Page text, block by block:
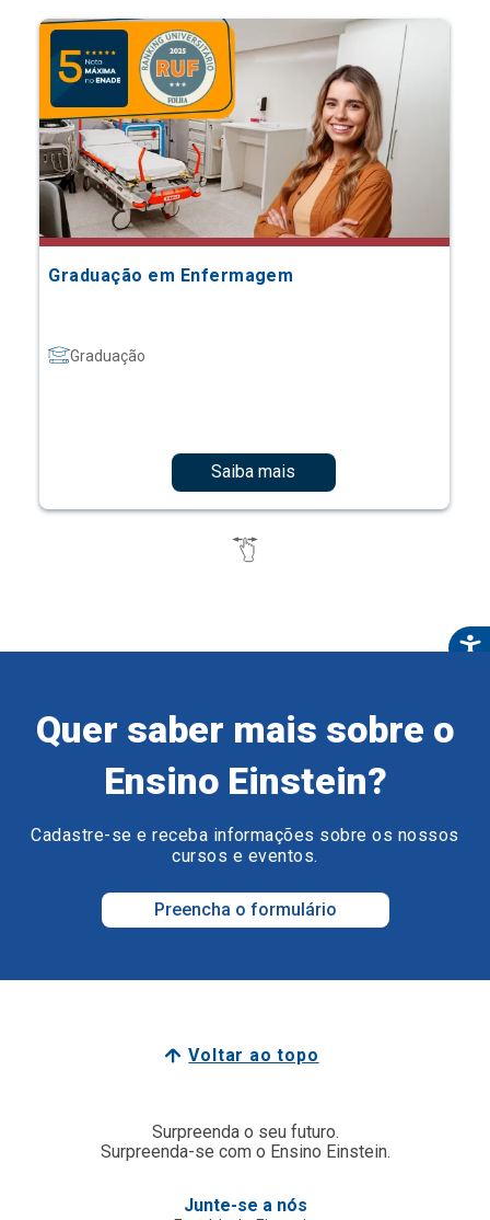
Graduação em Enfermagem
Graduação
Saiba mais
Quer saber mais sobre o
Ensino Einstein?
Cadastre-se e receba informações sobre os nossos
cursos e eventos.
Preencha o formulário
Voltar ao topo
Surpreenda o seu futuro.
Surpreenda-se com o Ensino Einstein.
Junte-se a nós